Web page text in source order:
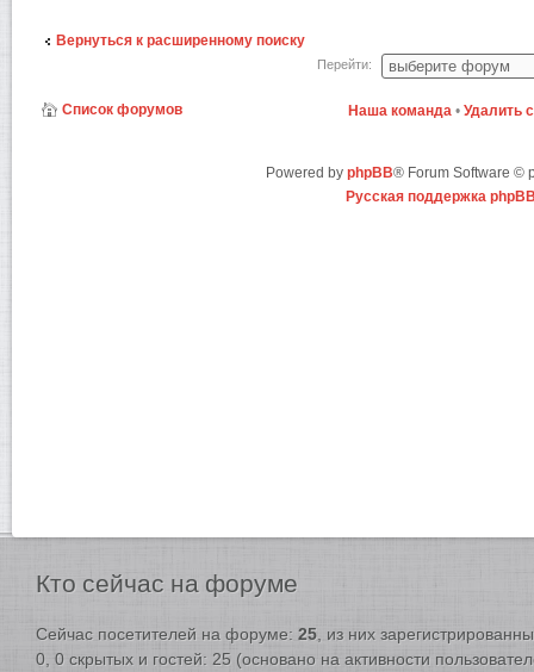
Вернуться к расширенному поиску
Перейти:
Список форумов Наша команда • Удалить
Powered by phpBB® Forum Software ©
Русская поддержка
Кто сейчас на форуме
Сейчас посетителей на форуме: 25 , из них
0, 0 скрытых и гостей: 25 (основано на активности